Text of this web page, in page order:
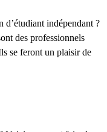
d’étudiant indépendant ?
des professionnels
se feront un plaisir de